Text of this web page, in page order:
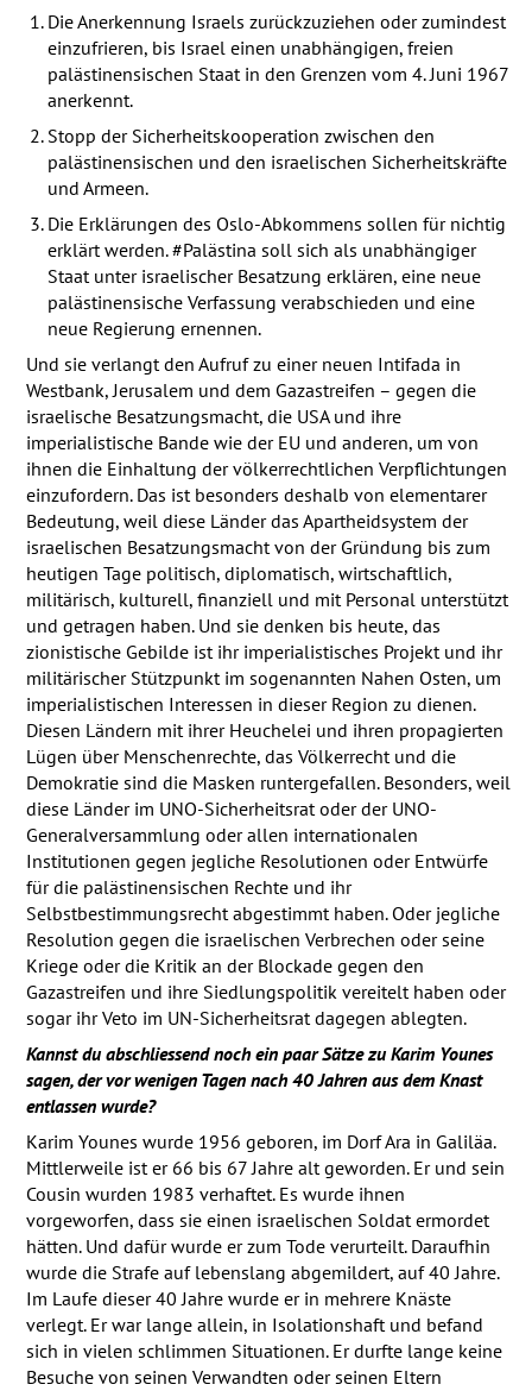
Die Anerkennung Israels zurückzuziehen oder zumindest
einzufrieren, bis Israel einen unabhängigen, freien
palästinensischen Staat in den Grenzen vom 4. Juni 1967
anerkennt.
Stopp der Sicherheitskooperation zwischen den
palästinensischen und den israelischen Sicherheitskräfte
und Armeen.
Die Erklärungen des Oslo-Abkommens sollen für nichtig
erklärt werden. #Palästina soll sich als unabhängiger
Staat unter israelischer Besatzung erklären, eine neue
palästinensische Verfassung verabschieden und eine
neue Regierung ernennen.
Und sie verlangt den Aufruf zu einer neuen Intifada in
Westbank, Jerusalem und dem Gazastreifen – gegen die
israelische Besatzungsmacht, die USAund ihre
imperialistische Bande wie der EU und anderen, um von
ihnen die Einhaltung der völkerrechtlichen Verpflichtungen
einzufordern. Das ist besonders deshalb von elementarer
Bedeutung, weil diese Länder das Apartheidsystem der
israelischen Besatzungsmacht von der Gründung bis zum
heutigen Tage politisch, diplomatisch, wirtschaftlich,
militärisch, kulturell, finanziell und mit Personal unterstützt
und getragen haben. Und sie denken bis heute, das
zionistische Gebilde ist ihr imperialistisches Projekt und ihr
militärischer Stützpunkt im sogenannten Nahen Osten, um
imperialistischen Interessen in dieser Region zu dienen.
Diesen Ländern mit ihrer Heuchelei und ihren propagierten
Lügen über Menschenrechte, das Völkerrecht und die
Demokratie sind die Masken runtergefallen. Besonders, weil
diese Länder im UNO-Sicherheitsrat oder der UNO-
Generalversammlung oder allen internationalen
Institutionen gegen jegliche Resolutionen oder Entwürfe
für die palästinensischen Rechte und ihr
Selbstbestimmungsrecht abgestimmt haben. Oder jegliche
Resolution gegen die israelischen Verbrechen oder seine
Kriege oder die Kritik an der Blockade gegen den
Gazastreifen und ihre Siedlungspolitik vereitelt haben oder
sogar ihr Veto im UN-Sicherheitsrat dagegen ablegten.
Kannst du abschliessend noch ein paar Sätze zu Karim Younes
sagen, der vor wenigen Tagen nach 40 Jahren aus dem Knast
entlassen wurde?
Karim Younes wurde 1956 geboren, im Dorf Ara in Galiläa.
Mittlerweile ist er 66 bis 67 Jahre alt geworden. Er und sein
Cousin wurden 1983 verhaftet. Es wurde ihnen
vorgeworfen, dass sie einen israelischen Soldat ermordet
hätten. Und dafür wurde er zum Tode verurteilt. Daraufhin
wurde die Strafe auf lebenslang abgemildert, auf 40 Jahre.
Im Laufe dieser 40 Jahre wurde er in mehrere Knäste
verlegt. Er war lange allein, in Isolationshaft und befand
sich in vielen schlimmen Situationen. Er durfte lange keine
Besuche von seinen Verwandten oder seinen Eltern